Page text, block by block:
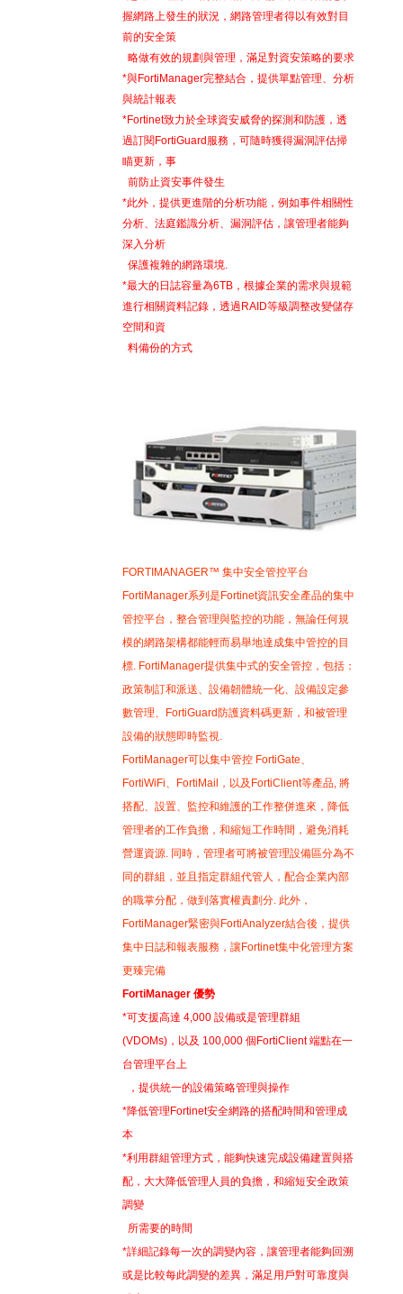
握網路上發生的狀況，網路管理者得以有效對目
前的安全策
略做有效的規劃與管理，滿足對資安策略的要求
*與FortiManager完整結合，提供單點管理、分析
與統計報表
*Fortinet致力於全球資安威脅的探測和防護，透
過訂閱FortiGuard服務，可隨時獲得漏洞評估掃
瞄更新，事
前防止資安事件發生
*此外，提供更進階的分析功能，例如事件相關性
分析、法庭鑑識分析、漏洞評估，讓管理者能夠
深入分析
保護複雜的網路環境.
*最大的日誌容量為6TB，根據企業的需求與規範
進行相關資料記錄，透過RAID等級調整改變儲存
空間和資
料備份的方式
FORTIMANAGER™ 集中安全管控平台
FortiManager系列是Fortinet資訊安全產品的集中
管控平台，整合管理與監控的功能，無論任何規
模的網路架構都能輕而易舉地達成集中管控的目
標. FortiManager提供集中式的安全管控，包括：
政策制訂和派送、設備韌體統一化、設備設定參
數管理、FortiGuard防護資料碼更新，和被管理
設備的狀態即時監視.
FortiManager可以集中管控 FortiGate、
FortiWiFi、FortiMail，以及FortiClient等產品, 將
搭配、設置、監控和維護的工作整併進來，降低
管理者的工作負擔，和縮短工作時間，避免消耗
營運資源. 同時，管理者可將被管理設備區分為不
同的群組，並且指定群組代管人，配合企業內部
的職掌分配，做到落實權責劃分. 此外，
FortiManager緊密與FortiAnalyzer結合後，提供
集中日誌和報表服務，讓Fortinet集中化管理方案
更臻完備
FortiManager 優勢
*可支援高達 4,000 設備或是管理群組
(VDOMs)，以及 100,000 個FortiClient 端點在一
台管理平台上
，提供統一的設備策略管理與操作
*降低管理Fortinet安全網路的搭配時間和管理成
本
*利用群組管理方式，能夠快速完成設備建置與搭
配，大大降低管理人員的負擔，和縮短安全政策
調變
所需要的時間
*詳細記錄每一次的調變內容，讓管理者能夠回溯
或是比較每此調變的差異，滿足用戶對可靠度與